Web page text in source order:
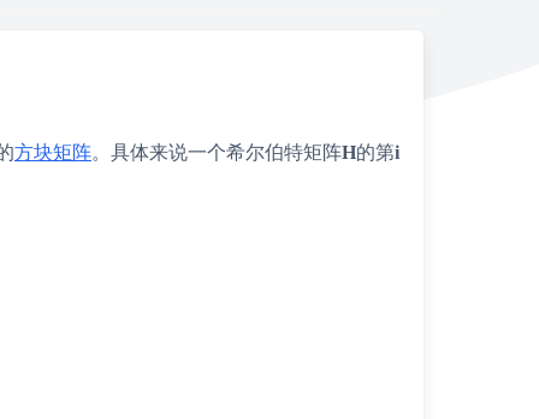
方块矩阵。具体来说一个希尔伯特矩阵H的第i